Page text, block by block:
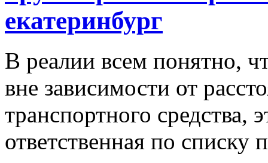
екатеринбург
В рeaлии всeм понятно,
вне зависимости от
транспортного средства,
ответственная по списку